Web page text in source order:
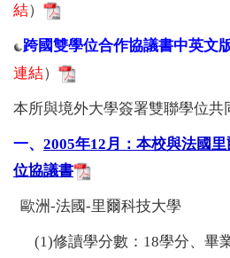
結）
跨國雙學位合作協議書中英文
連結）
本所與境外大學簽署雙聯學位共
一、 2005年12月：本校與法國
位協議書
歐洲-法國-里爾科技大學
(1)修讀學分數：18學分、畢